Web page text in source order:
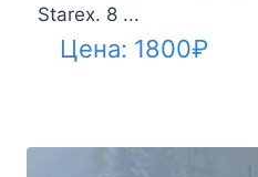
Starex. 8 ...
Цена: 1800₽